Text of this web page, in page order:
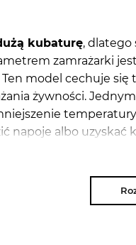
kubaturę, dlatego
zamrażarki jest
model cechuje
żywności.
napoje albo uzyskać
nie będą dla Ciebie
go,